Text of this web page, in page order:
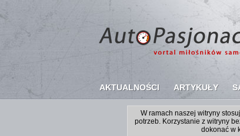
AKTUALNOŚCI ARTYKUŁY
W ramach naszej witryny
potrzeb. Korzystanie z witryny
dokonać w